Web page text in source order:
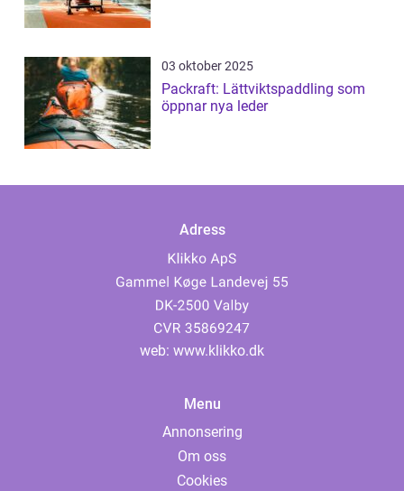
03 oktober 2025
Packraft: Lättviktspaddling som
öppnar nya leder
Adress
web: www.klikko.dk
Menu
Annonsering
Om oss
Cookies